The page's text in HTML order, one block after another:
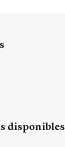
disponibles